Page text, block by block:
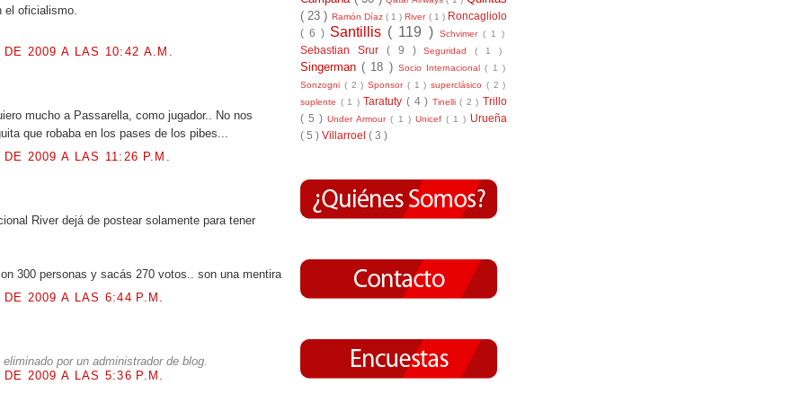
el oficialismo.
2009 A LAS 10:42 A.M.
mucho a Passarella, como jugador.. No nos
que robaba en los pases de los pibes...
2009 A LAS 11:26 P.M.
River dejá de postear solamente para tener
300 personas y sacás 270 votos.. son una mentira
2009 A LAS 6:44 P.M.
por un administrador de blog.
2009 A LAS 5:36 P.M.
( 23 ) Ramón Díaz ( 1 )River ( 1 ) Roncagliolo
( 6 ) Santillis ( 119 ) Schvimer ( 1 )
Sebastian Srur ( 9 )Seguridad( 1 )
Singerman( 18 ) Socio Internacional( 1 )
Sonzogni ( 2 ) Sponsor ( 1 ) superclásico ( 2 )
suplente ( 1 ) Taratuty ( 4 ) Tinelli( 2 ) Trillo
( 5 )Under Armour( 1 ) Unicef ( 1 ) Urueña
( 5 ) Villarroel ( 3 )